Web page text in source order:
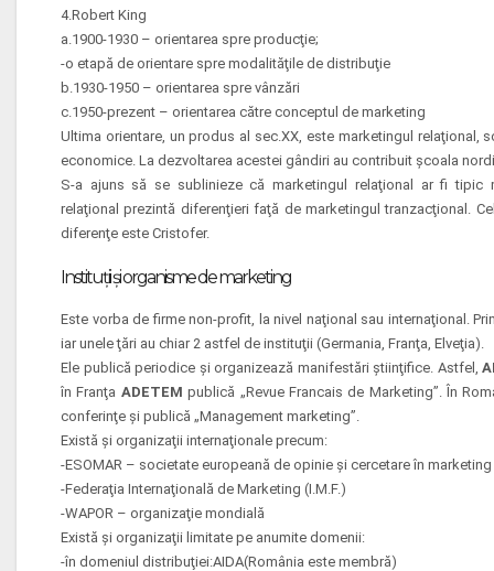
4.Robert King
a.1900-1930 – orientarea spre producţie;
-o etapă de orientare spre modalităţile de distribuţie
b.1930-1950 – orientarea spre vânzări
c.1950-prezent – orientarea către conceptul de marketing
Ultima orientare, un produs al sec.XX, este marketingul relaţional,
economice. La dezvoltarea acestei gândiri au contribuit şcoala
S-a ajuns să se sublinieze că marketingul relaţional ar fi tipic
relaţional prezintă diferenţieri faţă de marketingul tranzacţional.
diferenţe este Cristofer.
Instituţii şi organisme de marketing
Este vorba de firme non-profit, la nivel naţional sau internaţional.
iar unele ţări au chiar 2 astfel de instituţii (Germania, Franţa, Elveţia).
Ele publică periodice şi organizează manifestări ştiinţifice. Astfel,
în Franţa ADETEM publică „Revue Francais de Marketing”. În
conferinţe şi publică „Management marketing”.
Există şi organizaţii internaţionale precum:
-ESOMAR – societate europeană de opinie şi cercetare în marketing
-Federaţia Internaţională de Marketing (I.M.F.)
-WAPOR – organizaţie mondială
Există şi organizaţii limitate pe anumite domenii:
-în domeniul distribuţiei:AIDA(România este membră)